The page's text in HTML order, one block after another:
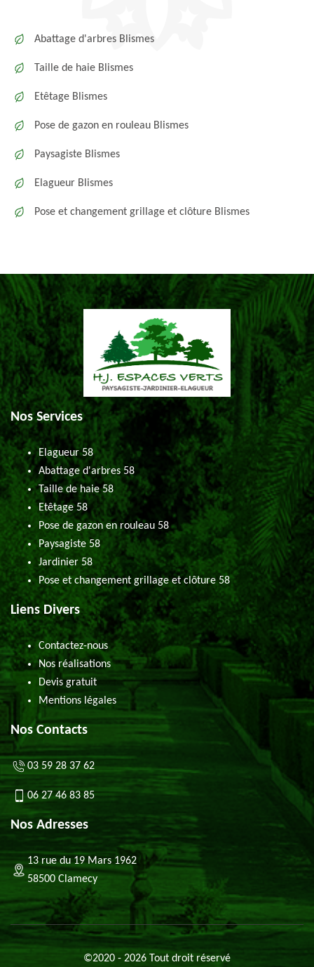
Abattage d'arbres Blismes
Taille de haie Blismes
Etêtage Blismes
Pose de gazon en rouleau Blismes
Paysagiste Blismes
Elagueur Blismes
Pose et changement grillage et clôture Blismes
Nos Services
Elagueur 58
Abattage d'arbres 58
Taille de haie 58
Etêtage 58
Pose de gazon en rouleau 58
Paysagiste 58
Jardinier 58
Pose et changement grillage et clôture 58
Liens Divers
Contactez-nous
Nos réalisations
Devis gratuit
Mentions légales
Nos Contacts
03 59 28 37 62
06 27 46 83 85
Nos Adresses
13 rue du 19 Mars 1962
58500 Clamecy
©2020 - 2026 Tout droit réservé